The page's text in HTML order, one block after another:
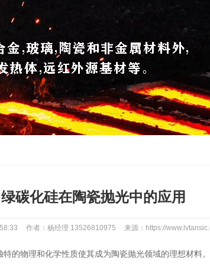
绿碳化硅在陶瓷抛光中的应用
作者：杨经理 13526810975 来源：https://
的物理和化学性质使其成为陶瓷抛光领域的理想材料